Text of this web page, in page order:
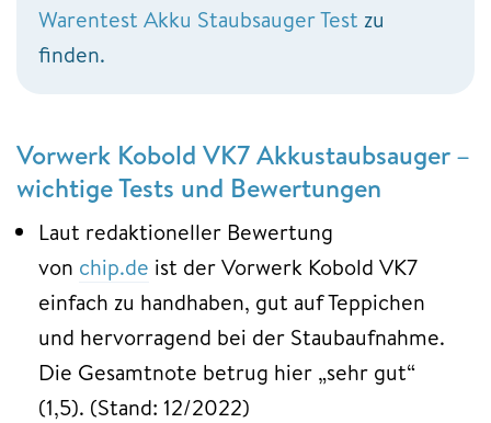
Warentest Akku Staubsauger Test zu
finden.
Vorwerk Kobold VK7 Akkustaubsauger –
wichtige Tests und Bewertungen
Laut redaktioneller Bewertung
von chip.de ist der Vorwerk Kobold VK7
einfach zu handhaben, gut auf Teppichen
und hervorragend bei der Staubaufnahme.
Die Gesamtnote betrug hier „sehr gut“
(1,5). (Stand: 12/2022)